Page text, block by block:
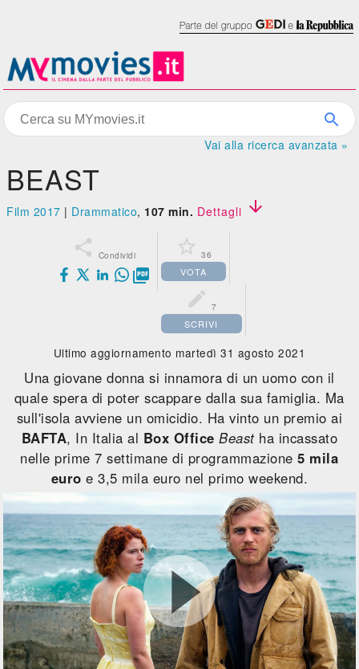
Vai alla ricerca avanzata »
BEAST
Film 2017 | Drammatico, 107 min. Dettagli 
 Condividi

 36
VOTA
 7
SCRIVI
Ultimo aggiornamento martedì 31 agosto 2021
Una giovane donna si innamora di un uomo con il
quale spera di poter scappare dalla sua famiglia. Ma
sull'isola avviene un omicidio. Ha vinto un premio ai
BAFTA, In Italia al Box Office Beastha incassato
nelle prime 7 settimane di programmazione5 mila
euro e 3,5 mila euro nel primo weekend.